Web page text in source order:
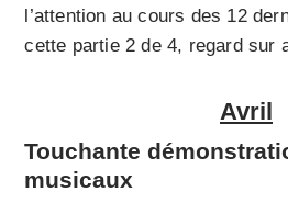
l’attention au cours des 12
cette partie 2 de 4, regard sur
Avril
Touchante
musicaux